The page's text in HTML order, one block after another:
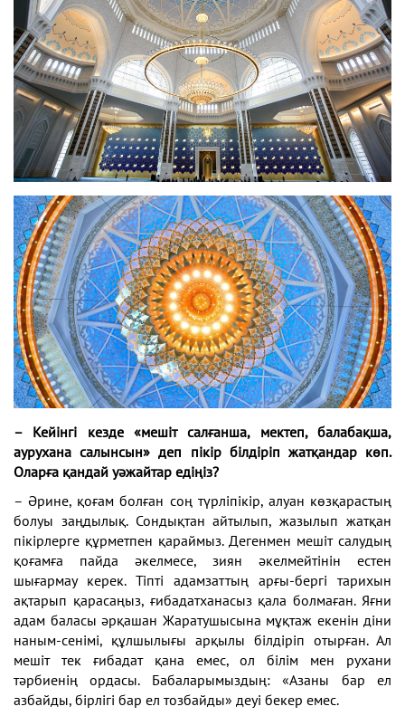
– Кейінгі кезде «мешіт салғанша, мектеп, балабақша,
аурухана салынсын» деп пікір білдіріп жатқандар көп.
Оларға қандай уәжайтар едіңіз?
– Әрине, қоғам болған соң түрліпікір, алуан көзқарастың
болуы заңдылық. Сондықтан айтылып, жазылып жатқан
пікірлерге құрметпен қараймыз. Дегенмен мешіт салудың
қоғамға пайда әкелмесе, зиян әкелмейтінін естен
шығармау керек. Тіпті адамзаттың арғы-бергі тарихын
ақтарып қарасаңыз, ғибадатханасыз қала болмаған. Яғни
адам баласы әрқашан Жаратушысына мұқтаж екенін діни
наным-сенімі, құлшылығы арқылы білдіріп отырған. Ал
мешіт тек ғибадат қана емес, ол білім мен рухани
тәрбиенің ордасы. Бабаларымыздың: «Азаны бар ел
азбайды, бірлігі бар ел тозбайды» деуі бекер емес.